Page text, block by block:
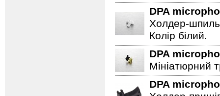
DPA
Холдер-
Колір білий.
DPA
Мініатюрний
DPA